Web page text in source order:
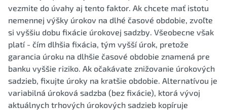
vezmite do úvahy aj tento faktor. Ak chcete mať istotu
nemennej výšky úrokov na dlhé časové obdobie, zvoľte
si vyššiu dobu fixácie úrokovej sadzby. Všeobecne však
platí - čím dlhšia fixácia, tým vyšší úrok, pretože
garancia úroku na dlhšie časové obdobie znamená pre
banku vyššie riziko. Ak očakávate znižovanie úrokových
sadzieb, fixujte úroky na kratšie obdobie. Alternatívou je
variabilná úroková sadzba (bez fixácie), ktorá vývoj
aktuálnych trhových úrokových sadzieb kopíruje